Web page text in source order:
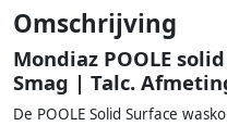
Omschrijving
Mondiaz POOLE
Smag | Talc.
De POOLE Solid Surface